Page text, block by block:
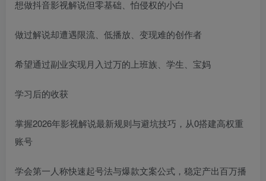
想做抖音影视解说但零基础、怕侵权的小白
做过解说却遭遇限流、低播放、变现难的创作者
希望通过副业实现月入过万的上班族、学生、宝妈
学习后的收获
掌握2026年影视解说最新规则与避坑技巧，从0搭建高权重
账号
学会第一人称快速起号法与爆款文案公式，稳定产出百万播